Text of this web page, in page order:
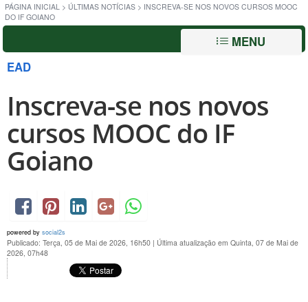
PÁGINA INICIAL > ÚLTIMAS NOTÍCIAS > INSCREVA-SE NOS NOVOS CURSOS MOOC
DO IF GOIANO
MENU
EAD
Inscreva-se nos novos
cursos MOOC do IF
Goiano
powered by social2s
Publicado: Terça, 05 de Mai de 2026, 16h50 | Última atualização em Quinta, 07 de Mai de
2026, 07h48